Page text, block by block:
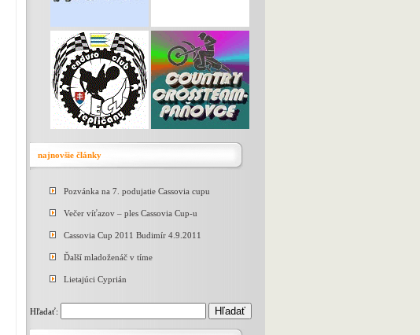
najnovšie články
Pozvánka na 7. podujatie Cassovia cupu
Večer víťazov – ples Cassovia Cup-u
Cassovia Cup 2011 Budimír 4.9.2011
Ďalší mladoženáč v tíme
Lietajúci Cyprián
Hľadať: